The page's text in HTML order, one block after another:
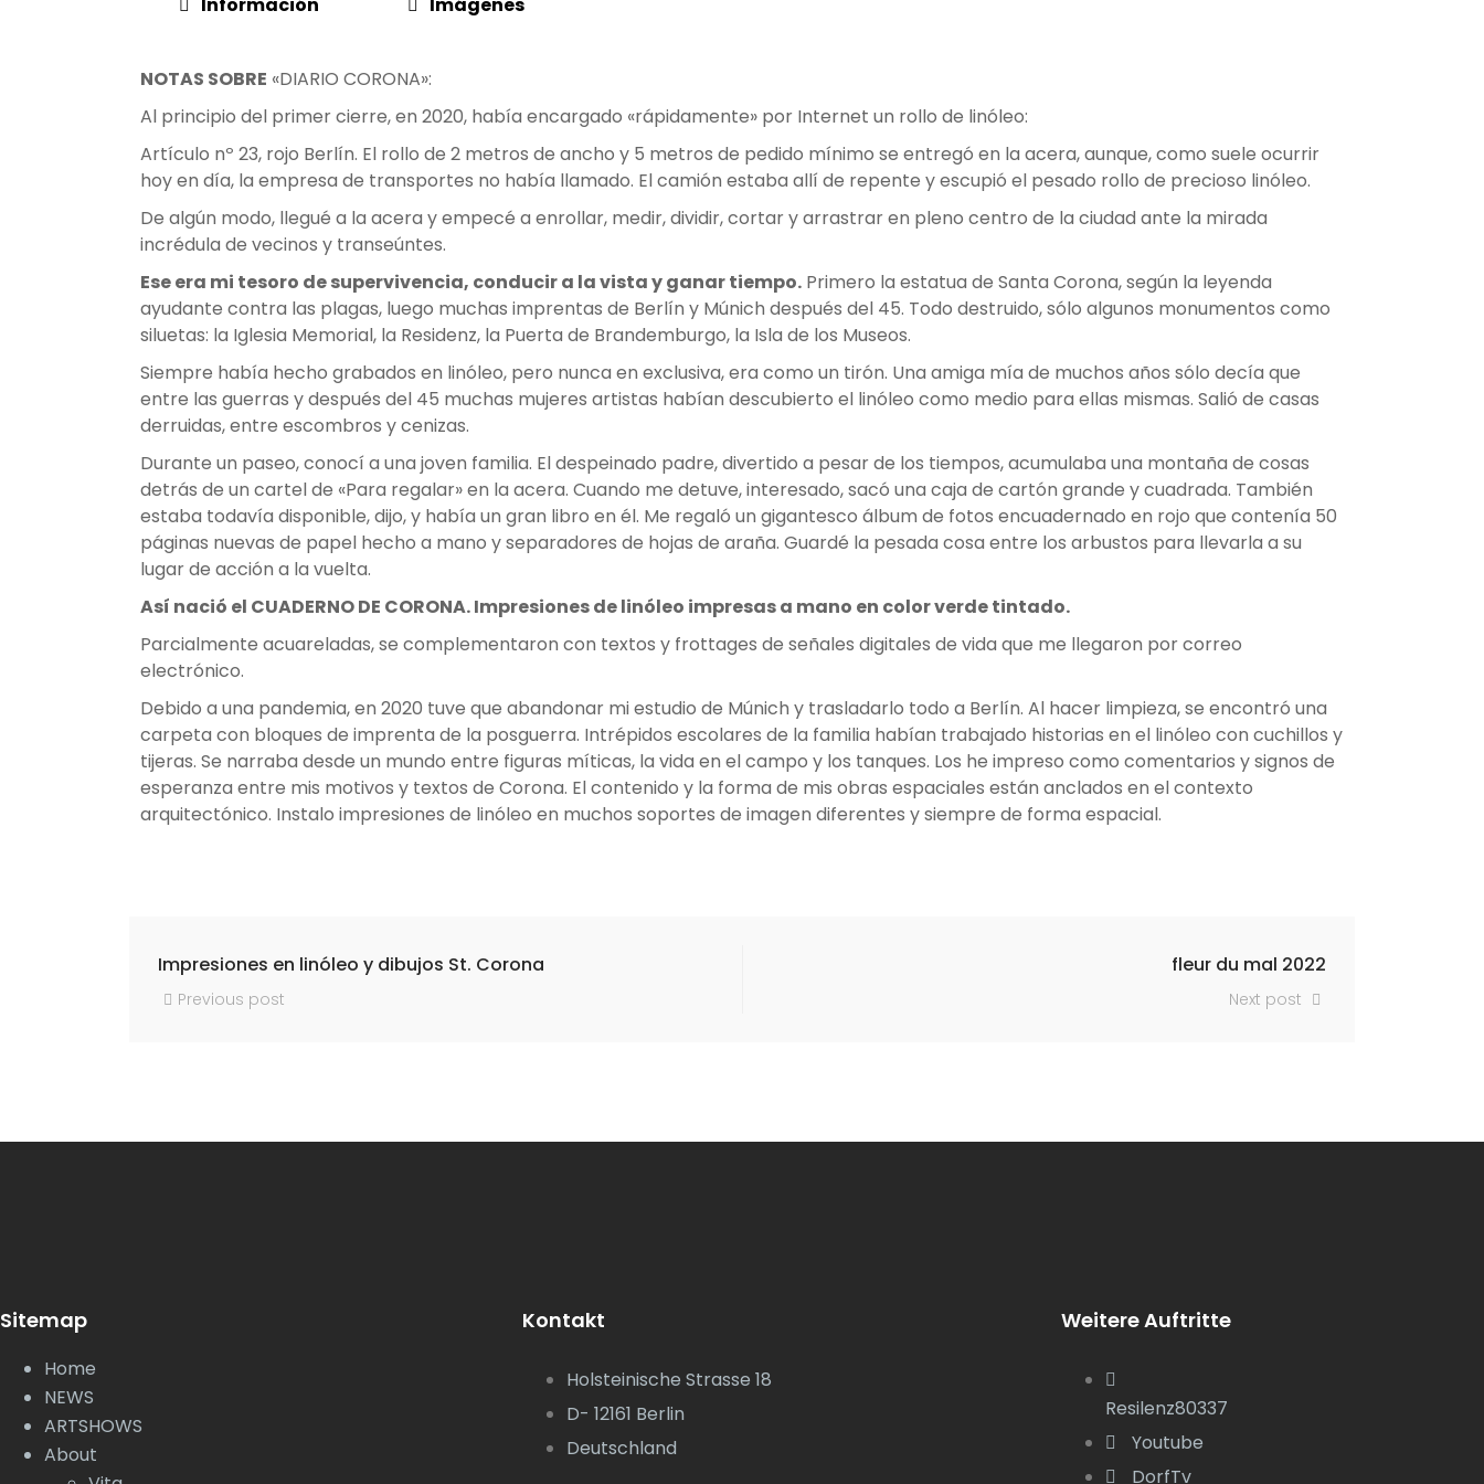
NOTAS SOBRE «DIARIO CORONA»:
Al principio del primer cierre, en 2020, había encargado «rápidamente» por Internet un rollo de linóleo:
Artículo nº 23, rojo Berlín. El rollo de 2 metros de ancho y 5 metros de pedido mínimo se entregó en la acera, aunque, como suele ocurrir
hoy en día, la empresa de transportes no había llamado. El camión estaba allí de repente y escupió el pesado rollo de precioso linóleo.
De algún modo, llegué a la acera y empecé a enrollar, medir, dividir, cortar y arrastrar en pleno centro de la ciudad ante la mirada
incrédula de vecinos y transeúntes.
Ese era mi tesoro de supervivencia, conducir a la vista y ganar tiempo. Primero la estatua de Santa Corona, según la leyenda
ayudante contra las plagas, luego muchas imprentas de Berlín y Múnich después del 45. Todo destruido, sólo algunos monumentos como
siluetas: la Iglesia Memorial, la Residenz, la Puerta de Brandemburgo, la Isla de los Museos.
Siempre había hecho grabados en linóleo, pero nunca en exclusiva, era como un tirón. Una amiga mía de muchos años sólo decía que
entre las guerras y después del 45 muchas mujeres artistas habían descubierto el linóleo como medio para ellas mismas. Salió de casas
derruidas, entre escombros y cenizas.
Durante un paseo, conocí a una joven familia. El despeinado padre, divertido a pesar de los tiempos, acumulaba una montaña de cosas
detrás de un cartel de «Para regalar» en la acera. Cuando me detuve, interesado, sacó una caja de cartón grande y cuadrada. También
estaba todavía disponible, dijo, y había un gran libro en él. Me regaló un gigantesco álbum de fotos encuadernado en rojo que contenía 50
páginas nuevas de papel hecho a mano y separadores de hojas de araña. Guardé la pesada cosa entre los arbustos para llevarla a su
lugar de acción a la vuelta.
Así nació el CUADERNO DE CORONA. Impresiones de linóleo impresas a mano en color verde tintado.
Parcialmente acuareladas, se complementaron con textos y frottages de señales digitales de vida que me llegaron por correo
electrónico.
Debido a una pandemia, en 2020 tuve que abandonar mi estudio de Múnich y trasladarlo todo a Berlín. Al hacer limpieza, se encontró una
carpeta con bloques de imprenta de la posguerra. Intrépidos escolares de la familia habían trabajado historias en el linóleo con cuchillos y
tijeras. Se narraba desde un mundo entre figuras míticas, la vida en el campo y los tanques. Los he impreso como comentarios y signos de
esperanza entre mis motivos y textos de Corona. El contenido y la forma de mis obras espaciales están anclados en el contexto
arquitectónico. Instalo impresiones de linóleo en muchos soportes de imagen diferentes y siempre de forma espacial.
Impresiones en linóleo y dibujos St. Corona
Previous post
fleur du mal 2022
Next post
Sitemap
Home
NEWS
ARTSHOWS
About
Kontakt
Holsteinische Strasse 18
D- 12161 Berlin
Deutschland
Weitere Auftritte
Resilenz80337
Youtube
DorfTv